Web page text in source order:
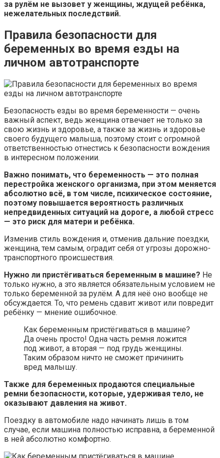
за рулём не вызовет у женщины, ждущей ребёнка,
нежелательных последствий.
Правила безопасности для
беременных во время езды на
личном автотранспорте
Безопасность езды во время беременности — очень
важный аспект, ведь женщина отвечает не только за
свою жизнь и здоровье, а также за жизнь и здоровье
своего будущего малыша, поэтому стоит с огромной
ответственностью отнестись к безопасности вождения
в интересном положении.
Важно понимать, что беременность — это полная
перестройка женского организма, при этом меняется
абсолютно всё, в том числе, психическое состояние,
поэтому повышается вероятность различных
непредвиденных ситуаций на дороге, а любой стресс
— это риск для матери и ребёнка.
Изменив стиль вождения и, отменив дальние поездки,
женщина, тем самым, оградит себя от угрозы дорожно-
транспортного происшествия.
Нужно ли пристёгиваться беременным в машине? Не
только нужно, а это является обязательным условием не
только беременной за рулём. А для неё оно вообще не
обсуждается. То, что ремень сдавит живот или повредит
ребёнку — мнение ошибочное.
Как беременным пристёгиваться в машине?
Да очень просто! Одна часть ремня ложится
под живот, а вторая — под грудь женщины.
Таким образом ничто не сможет причинить
вред малышу.
Также для беременных продаются специальные
ремни безопасности, которые, удерживая тело, не
оказывают давления на живот.
Поездку в автомобиле надо начинать лишь в том
случае, если машина полностью исправна, а беременной
в ней абсолютно комфортно.